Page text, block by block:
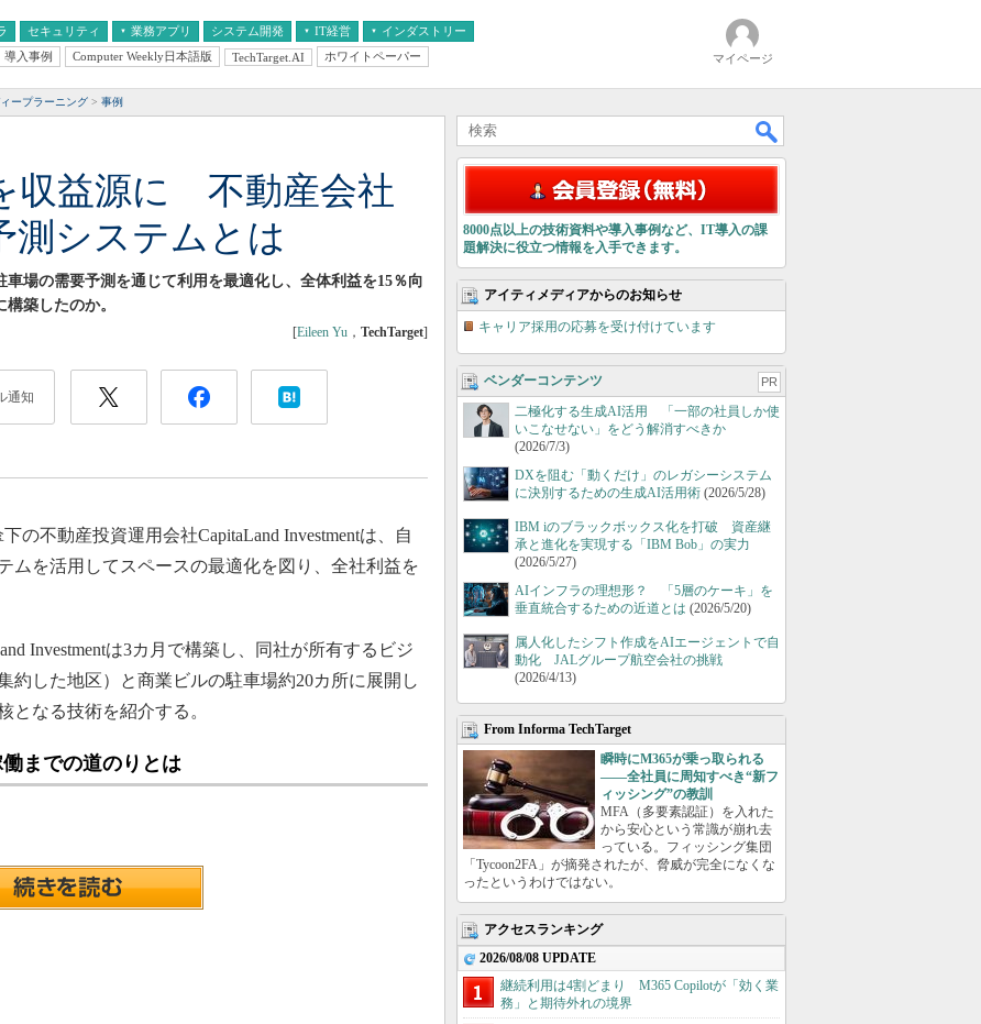
セキュリティ 業務アプリ システム開発 IT経営
経営とIT
中堅・中小企業とIT
インダストリー
医療IT
導入事例 Computer Weekly日本語版 TechTarget.AI ホワイトペーパー マイページ
ープラーニング 事例
収益源に 不動産会社
測システムとは
場の需要予測を通じて利用を最適化し、全体利益を15％向
築したのか。
[Eileen Yu ， TechTarget]
通知
の不動産投資運用会社CapitaLand Investmentは、自
ムを活用してスペースの最適化を図り、全社利益を
Investmentは3カ月で構築し、同社が所有するビジ
約した地区）と商業ビルの駐車場約20カ所に展開し
となる技術を紹介する。
までの道のりとは
8000点以上の技術資料や導入事例など、IT導入の課
題解決に役立つ情報を入手できます。
アイティメディアからのお知らせ
キャリア採用の応募を受け付けています
ベンダーコンテンツ PR
二極化する生成AI活用 「一部の社員しか使
いこなせない」をどう解消すべきか
(2026/7/3)
DXを阻む「動くだけ」のレガシーシステム
に決別するための生成AI活用術 (2026/5/28)
IBM iのブラックボックス化を打破 資産継
承と進化を実現する「IBM Bob」の実力
(2026/5/27)
AIインフラの理想形？ 「5層のケーキ」を
垂直統合するための近道とは (2026/5/20)
属人化したシフト作成をAIエージェントで自
動化 JALグループ航空会社の挑戦
(2026/4/13)
From Informa TechTarget
瞬時にM365が乗っ取られる
――全社員に周知すべき“新フ
ィッシング”の教訓
MFA（多要素認証）を入れた
から安心という常識が崩れ去
っている。フィッシング集団
「Tycoon2FA」が摘発されたが、脅威が完全になくな
ったというわけではない。
アクセスランキング
2026/08/08 UPDATE
継続利用は4割どまり M365 Copilotが「効く業
務」と期待外れの境界